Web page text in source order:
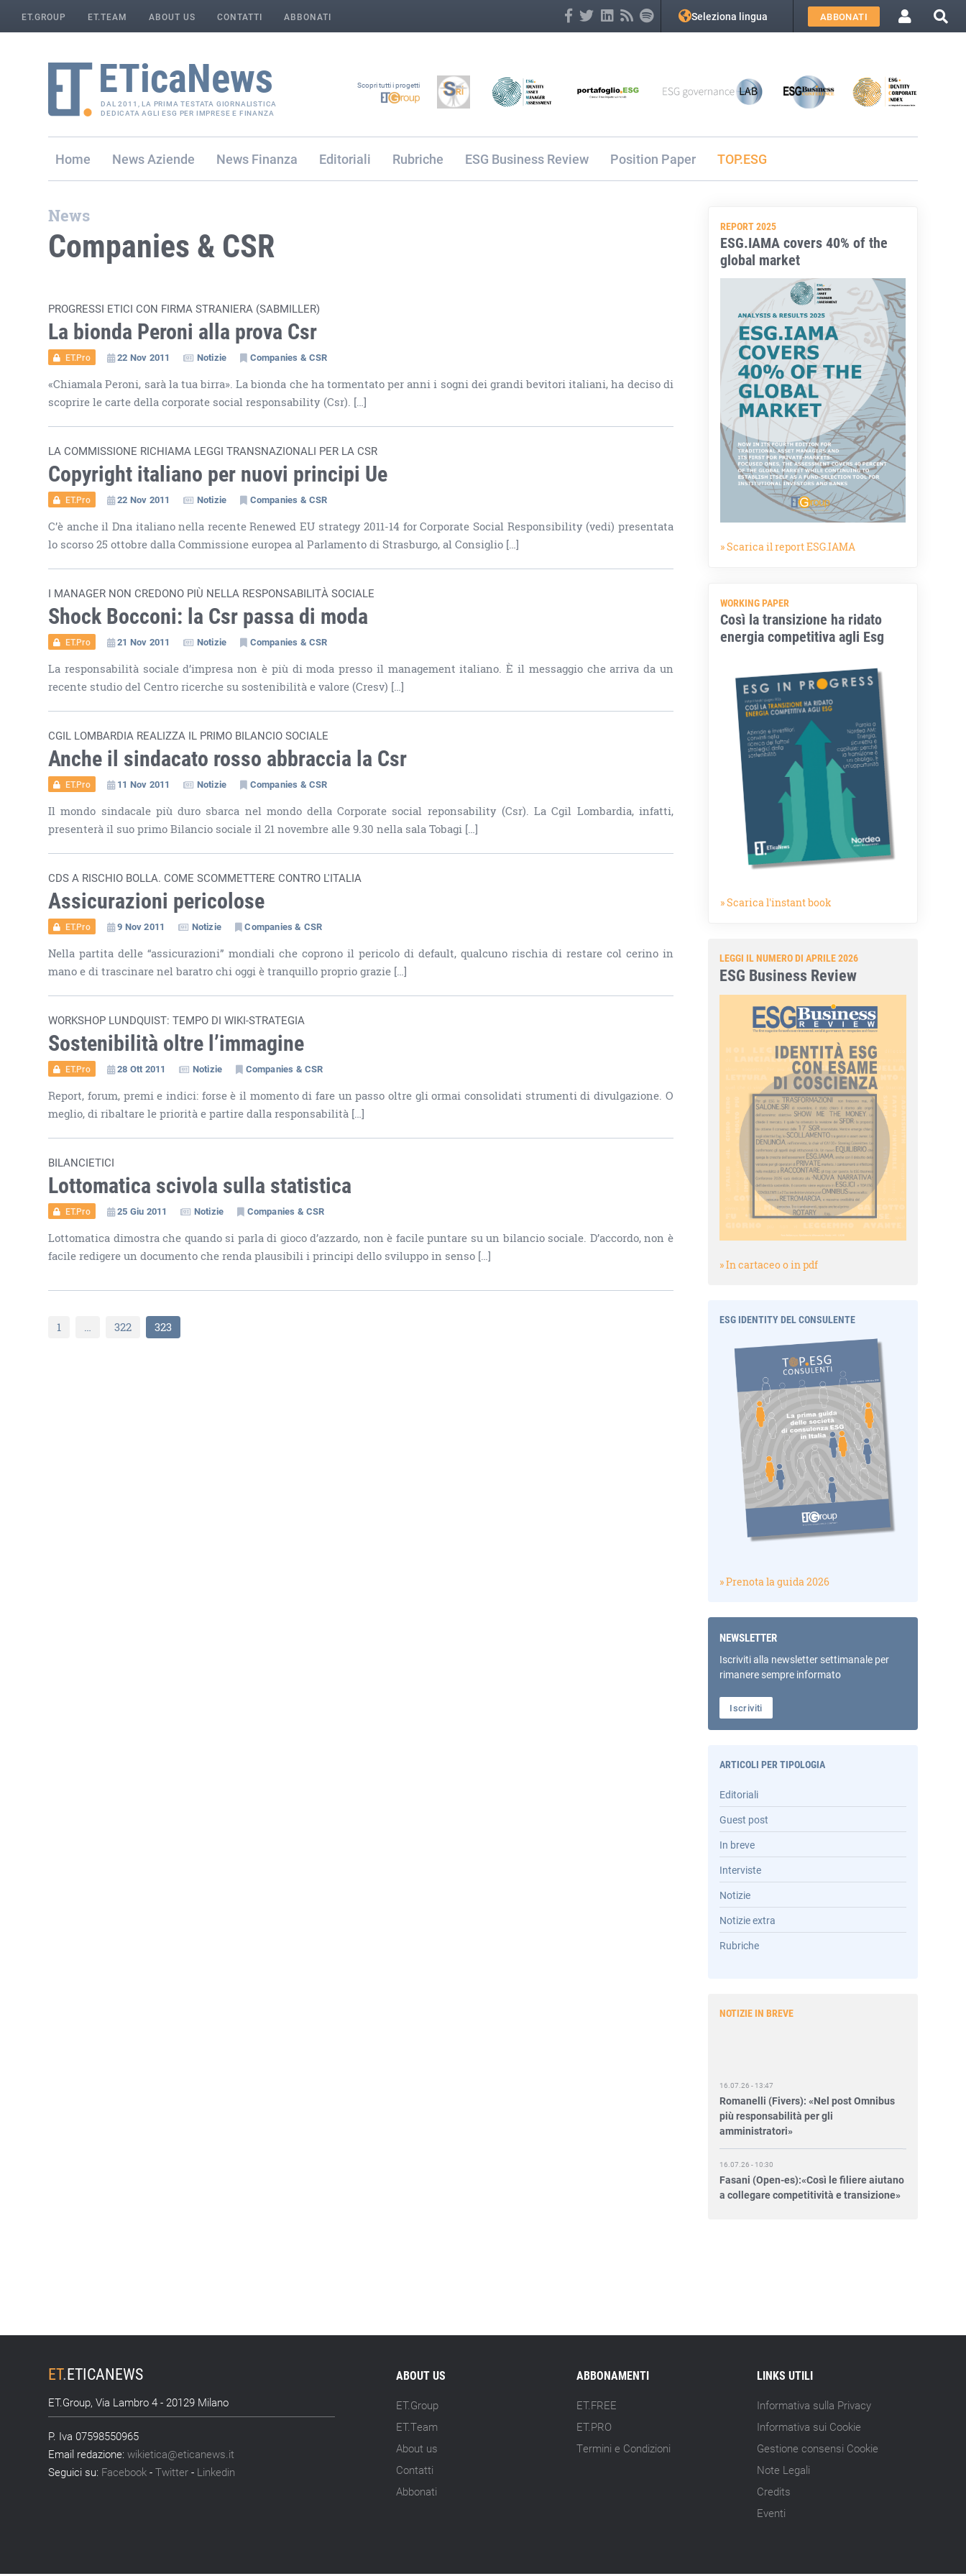
ET.GROUP ET.TEAM ABOUT US CONTATTI ABBONATI Seleziona lingua ABBONATI
DAL 2011, LA PRIMA TESTATA GIORNALISTICA
DEDICATA AGLI ESG PER IMPRESE E FINANZA
Scopri tutti i progetti
Home Aziende Finanza Editoriali Rubriche ESG Business Review Position Paper TOP.ESG
News
Companies & CSR
PROGRESSI ETICI CON FIRMA STRANIERA (SABMILLER)
La bionda Peroni alla prova Csr
ET.Pro 22 Nov 2011 Notizie Companies & CSR
«Chiamala Peroni, sarà la tua birra». La bionda che ha tormentato per anni i sogni dei grandi bevitori italiani, ha deciso di
scoprire le carte della corporate social responsability (Csr). […]
LA COMMISSIONE RICHIAMA LEGGI TRANSNAZIONALI PER LA CSR
Copyright italiano per nuovi principi Ue
ET.Pro 22 Nov 2011 Notizie Companies & CSR
C’è anche il Dna italiano nella recente Renewed EU strategy 2011-14 for Corporate Social Responsibility (vedi) presentata
lo scorso 25 ottobre dalla Commissione europea al Parlamento di Strasburgo, al Consiglio […]
I MANAGER NON CREDONO PIÙ NELLA RESPONSABILITÀ SOCIALE
Shock Bocconi: la Csr passa di moda
ET.Pro 21 Nov 2011 Notizie Companies & CSR
La responsabilità sociale d’impresa non è più di moda presso il management italiano. È il messaggio che arriva da un
recente studio del Centro ricerche su sostenibilità e valore (Cresv) […]
CGIL LOMBARDIA REALIZZA IL PRIMO BILANCIO SOCIALE
Anche il sindacato rosso abbraccia la Csr
ET.Pro 11 Nov 2011 Notizie Companies & CSR
Il mondo sindacale più duro sbarca nel mondo della Corporate social reponsability (Csr). La Cgil Lombardia, infatti,
presenterà il suo primo Bilancio sociale il 21 novembre alle 9.30 nella sala Tobagi […]
CDS A RISCHIO BOLLA. COME SCOMMETTERE CONTRO L'ITALIA
Assicurazioni pericolose
ET.Pro 9 Nov 2011 Notizie Companies & CSR
Nella partita delle “assicurazioni” mondiali che coprono il pericolo di default, qualcuno rischia di restare col cerino in
mano e di trascinare nel baratro chi oggi è tranquillo proprio grazie […]
WORKSHOP LUNDQUIST: TEMPO DI WIKI-STRATEGIA
Sostenibilità oltre l’immagine
ET.Pro 28 Ott 2011 Notizie Companies & CSR
Report, forum, premi e indici: forse è il momento di fare un passo oltre gli ormai consolidati strumenti di divulgazione. O
meglio, di ribaltare le priorità e partire dalla responsabilità […]
BILANCIETICI
Lottomatica scivola sulla statistica
ET.Pro 25 Giu 2011 Notizie Companies & CSR
Lottomatica dimostra che quando si parla di gioco d’azzardo, non è facile puntare su un bilancio sociale. D’accordo, non è
facile redigere un documento che renda plausibili i principi dello sviluppo in senso […]
1 … 322 323
REPORT 2025
ESG.IAMA covers 40% of the
global market
» Scarica il report ESG.IAMA
WORKING PAPER
Così la transizione ha ridato
energia competitiva agli Esg
» Scarica l'instant book
LEGGI IL NUMERO DI APRILE 2026
ESG Business Review
» In cartaceo o in pdf
ESG IDENTITY DEL CONSULENTE
» Prenota la guida 2026
NEWSLETTER
Iscriviti alla newsletter settimanale per
rimanere sempre informato
Iscriviti
ARTICOLI PER TIPOLOGIA
Editoriali
Guest post
In breve
Interviste
Notizie
Notizie extra
Rubriche
NOTIZIE IN BREVE
Romanelli (Fivers): «Nel post Omnibus
più responsabilità per gli
amministratori»
Fasani (Open-es):«Così le filiere aiutano
a collegare competitività e transizione»
15.07.26 - 8:00
14.07.26 - 12:20
Gramegna (ERG): «Valutare gli impatti
ESG degli investimenti»
14.07.26 - 11:00
Tornano le Settimane SRI: oltre 20
appuntamenti
ET.ETICANEWS
ET.Group, Via Lambro 4 - 20129 Milano
P. Iva 07598550965
Email redazione:wikietica@eticanews.it
Seguici su: Facebook -Twitter - Linkedin
ABOUT US
ET.Group
ET.Team
About us
Contatti
Abbonati
ABBONAMENTI
ET.FREE
ET.PRO
Termini e Condizioni
LINKS UTILI
Informativa sulla Privacy
Informativa sui Cookie
Gestione consensi Cookie
Note Legali
Credits
Eventi